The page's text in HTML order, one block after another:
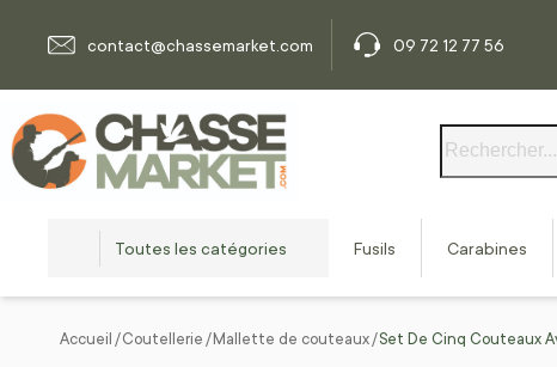
contact@chassemarket.com
09 72 12 77 56
Toutes les catégories Fusils Carabines
Accueil Coutellerie Mallette de couteaux Set De Cinq Couteaux